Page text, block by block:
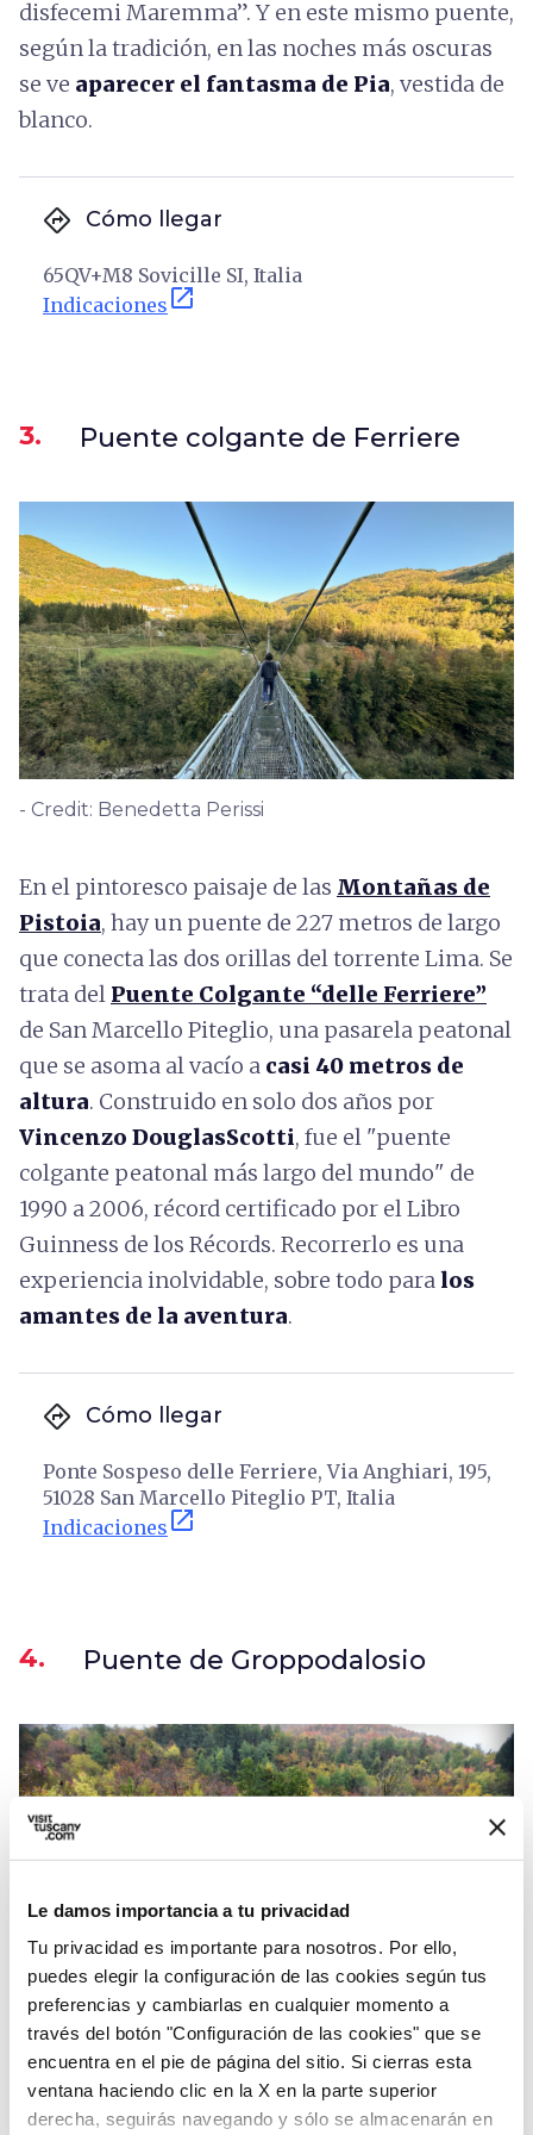
Le damos importancia a tu privacidad
Tu privacidad es importante para nosotros. Por ello,
puedes elegir la configuración de las cookies según tus
preferencias y cambiarlas en cualquier momento a
través del botón "Configuración de las cookies" que se
encuentra en el pie de página del sitio. Si cierras esta
ventana haciendo clic en la X en la parte superior
derecha, seguirás navegando y sólo se almacenarán en
disfecemi Maremma”. Y en este mismo puente,
según la tradición, en las noches más oscuras
se ve aparecer el fantasma de Pia, vestida de
blanco.
directions Cómo llegar
65QV+M8 Sovicille SI, Italia
Indicaciones open_in_new
3. Puente colgante de Ferriere
- Credit: Benedetta Perissi
En el pintoresco paisaje de las Montañas de
Pistoia, hay un puente de 227 metros de largo
que conecta las dos orillas del torrente Lima. Se
trata del Puente Colgante “delle Ferriere”
de San Marcello Piteglio, una pasarela peatonal
que se asoma al vacío a casi 40 metros de
altura. Construido en solo dos años por
Vincenzo DouglasScotti, fue el "puente
colgante peatonal más largo del mundo" de
1990 a 2006, récord certificado por el Libro
Guinness de los Récords. Recorrerlo es una
experiencia inolvidable, sobre todo paralos
amantes de la aventura.
directions Cómo llegar
Ponte Sospeso delle Ferriere, Via Anghiari, 195,
51028 San Marcello Piteglio PT, Italia
Indicaciones open_in_new
4. Puente de Groppodalosio
- Credit: Alessio Grazi
A lo largo de la vía Francígena, no lejos de